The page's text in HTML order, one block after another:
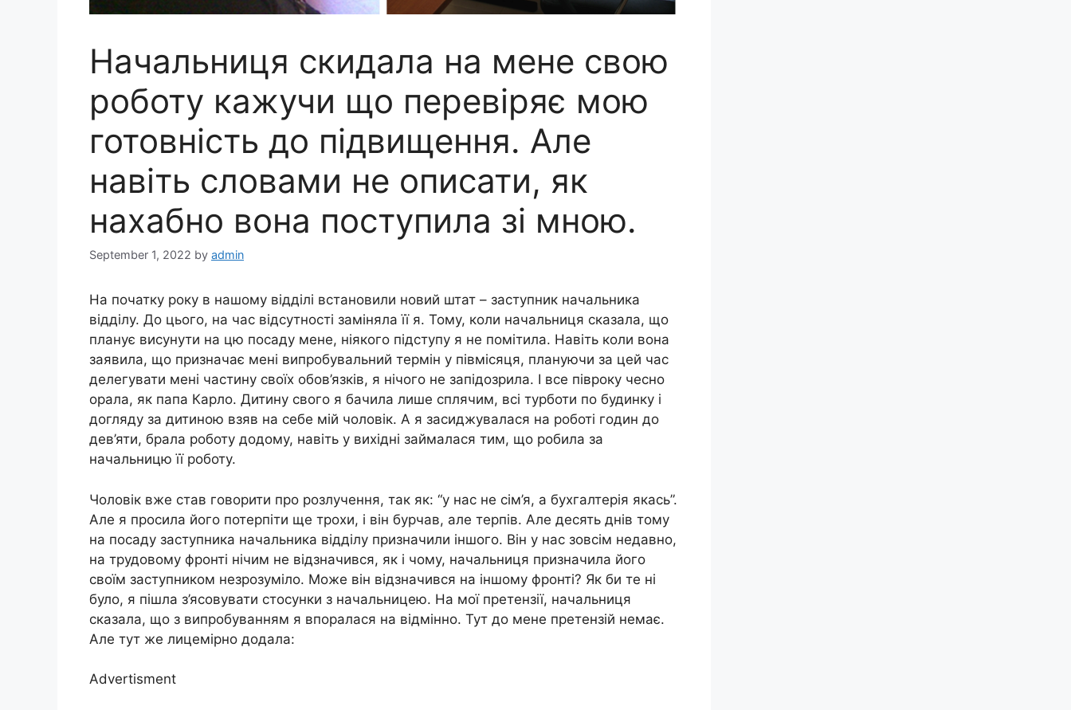
Начальниця скидала на мене свою
роботу кажучи що перевіряє мою
готовність до підвищення. Але
навіть словами не описати, як
нахабно вона поступила зі мною.
September 1, 2022 by admin
На початку року в нашому відділі встановили новий штат – заступник начальника
відділу. До цього, на час відсутності заміняла її я. Тому, коли начальниця сказала, що
планує висунути на цю посаду мене, ніякого підступу я не помітила. Навіть коли вона
заявила, що призначає мені випробувальний термін у півмісяця, плануючи за цей час
делегувати мені частину своїх обов’язків, я нічого не запідозрила. І все півроку чесно
орала, як папа Карло. Дитину свого я бачила лише сплячим, всі турботи по будинку і
догляду за дитиною взяв на себе мій чоловік. А я засиджувалася на роботі годин до
дев’яти, брала роботу додому, навіть у вихідні займалася тим, що робила за
начальницю її роботу.
Чоловік вже став говорити про розлучення, так як: “у нас не сім’я, а бухгалтерія якась”.
Але я просила його потерпіти ще трохи, і він бурчав, але терпів. Але десять днів тому
на посаду заступника начальника відділу призначили іншого. Він у нас зовсім недавно,
на трудовому фронті нічим не відзначився, як і чому, начальниця призначила його
своїм заступником незрозуміло. Може він відзначився на іншому фронті? Як би те ні
було, я пішла з’ясовувати стосунки з начальницею. На мої претензії, начальниця
сказала, що з випробуванням я впоралася на відмінно. Тут до мене претензій немає.
Але тут же лицемірно додала:
Advertisment